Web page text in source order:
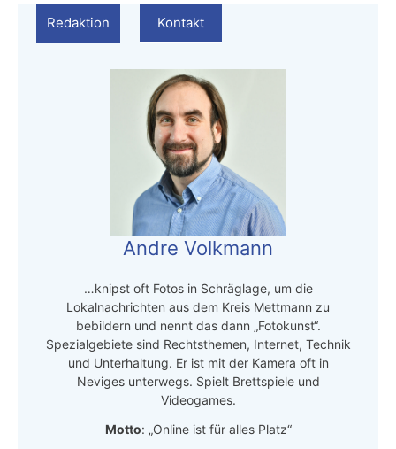
Redaktion Kontakt
Andre Volkmann
…knipst oft Fotos in Schräglage, um die
Lokalnachrichten aus dem Kreis Mettmann zu
bebildern und nennt das dann „Fotokunst“.
Spezialgebiete sind Rechtsthemen, Internet, Technik
und Unterhaltung. Er ist mit der Kamera oft in
Neviges unterwegs. Spielt Brettspiele und
Videogames.
Motto: „Online ist für alles Platz“